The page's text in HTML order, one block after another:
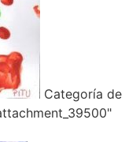
Categoría de